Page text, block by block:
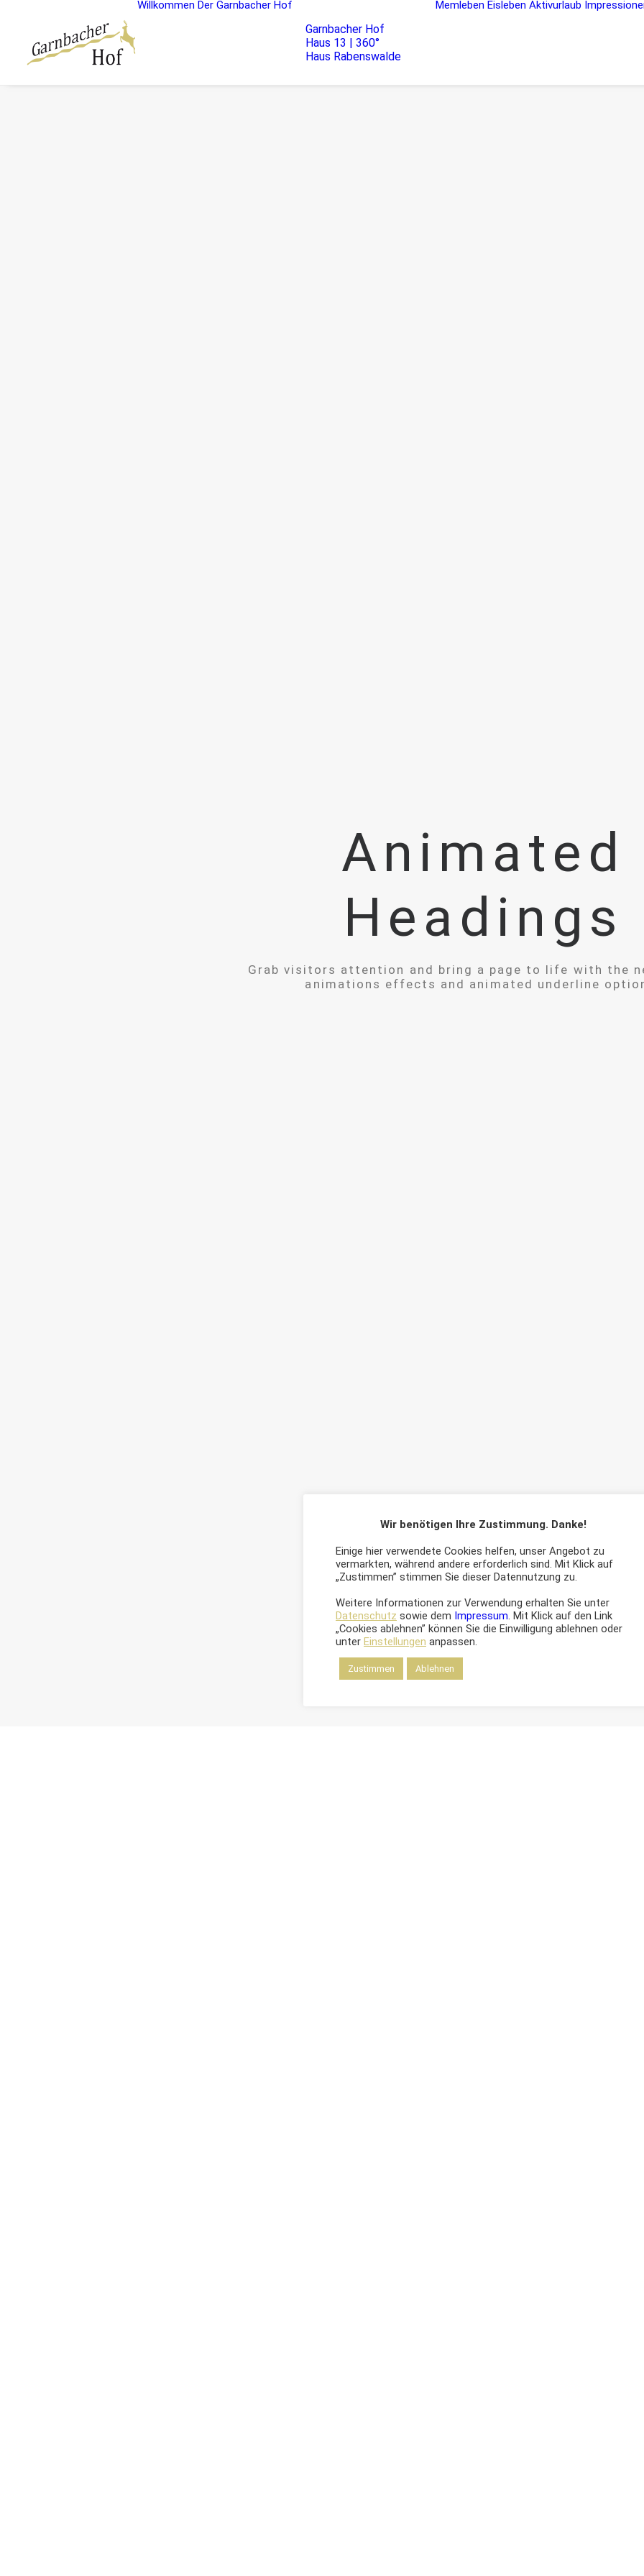
Willkommen Der Garnbacher Hof
Garnbacher Hof
Haus 13 | 360°
Haus Rabenswalde
Memleben Eisleben Aktivurlaub
Animated
Headings
Grab visitors attention and bring a page to life with the
animations effects and animated underline
Wir benötigen Ihre Zustimmung. Danke!
Einige hier verwendete Cookies helfen, unser Angebot zu
vermarkten, während andere erforderlich sind. Mit Klick auf
„Zustimmen” stimmen Sie dieser Datennutzung zu.
Weitere Informationen zur Verwendung erhalten Sie unter
Datenschutz sowie dem Impressum. Mit Klick auf den Link
„Cookies ablehnen” können Sie die Einwilligung ablehnen oder
unter Einstellungen anpassen.
Zustimmen Ablehnen